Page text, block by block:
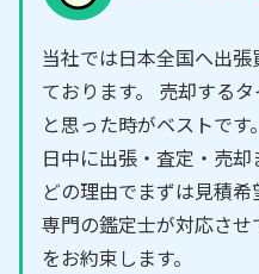
当社では日本全国へ出
ております。 売却する
と思った時がベストで
日中に出張・査定・売
どの理由でまずは見積希
専門の鑑定士が対応さ
をお約束します。